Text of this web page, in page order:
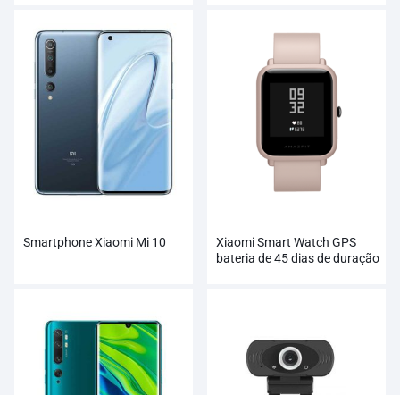
Smartphone Xiaomi Mi 10
Xiaomi Smart Watch GPS
bateria de 45 dias de duração